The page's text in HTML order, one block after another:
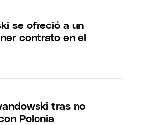
se ofreció a un
contrato en el
tras no
Polonia